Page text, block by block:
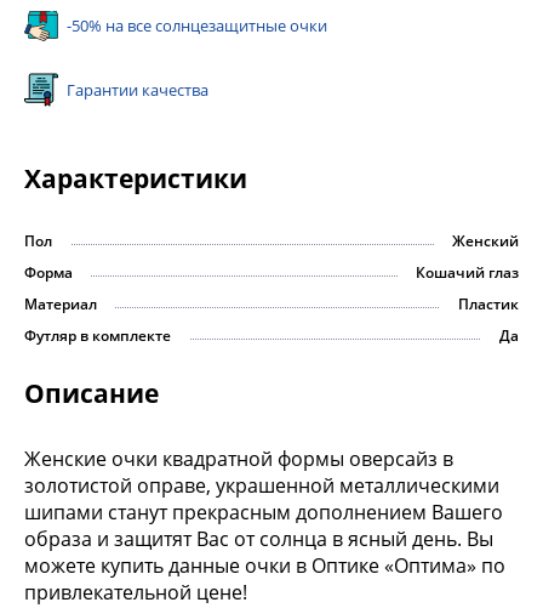
-50% на все солнцезащитные очки
Гарантии качества
Описание
Женские очки квадратной формы оверсайз в
золотистой оправе, украшенной металлическими
шипами станут прекрасным дополнением Вашего
образа и защитят Вас от солнца в ясный день. Вы
можете купить данные очки в Оптике «Оптима» по
привлекательной цене!
Характеристики
Пол
Женский
Форма
Кошачий глаз
Материал
Пластик
Футляр в комплекте
Да